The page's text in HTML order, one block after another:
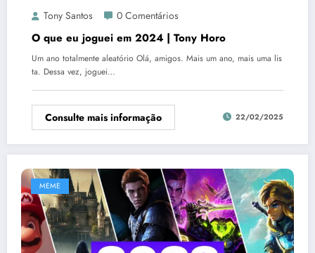
Tony Santos 0 Comentários
O que eu joguei em 2024 | Tony Horo
Um ano totalmente aleatório Olá, amigos. Mais um ano, mais uma lis
ta. Dessa vez, joguei…
Consulte mais informação 22/02/2025
MEME